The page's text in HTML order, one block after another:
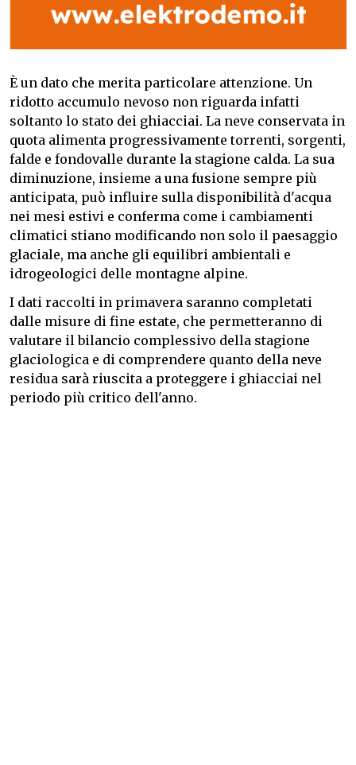
È un dato che merita particolare attenzione. Un
ridotto accumulo nevoso non riguarda infatti
soltanto lo stato dei ghiacciai. La neve conservata in
quota alimenta progressivamente torrenti, sorgenti,
falde e fondovalle durante la stagione calda. La sua
diminuzione, insieme a una fusione sempre più
anticipata, può influire sulla disponibilità d'acqua
nei mesi estivi e conferma come i cambiamenti
climatici stiano modificando non solo il paesaggio
glaciale, ma anche gli equilibri ambientali e
idrogeologici delle montagne alpine.
I dati raccolti in primavera saranno completati
dalle misure di fine estate, che permetteranno di
valutare il bilancio complessivo della stagione
glaciologica e di comprendere quanto della neve
residua sarà riuscita a proteggere i ghiacciai nel
periodo più critico dell'anno.